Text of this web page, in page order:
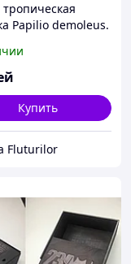
Papilio demoleus.
Купить
Fluturilor